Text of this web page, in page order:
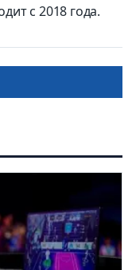
с 2018 года.